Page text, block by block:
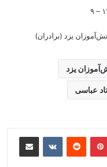
یزد (برادران)
یزد
عباسی
‫پین‌ترست‫رددیت ‫VKontakteاشتراک گذاری از طریق ایمیل